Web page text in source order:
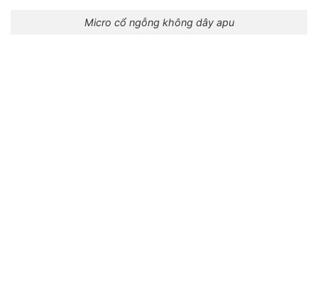
Micro cổ ngỗng không dây apu